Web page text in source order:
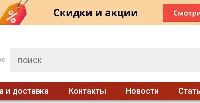
и доставка Контакты Новости